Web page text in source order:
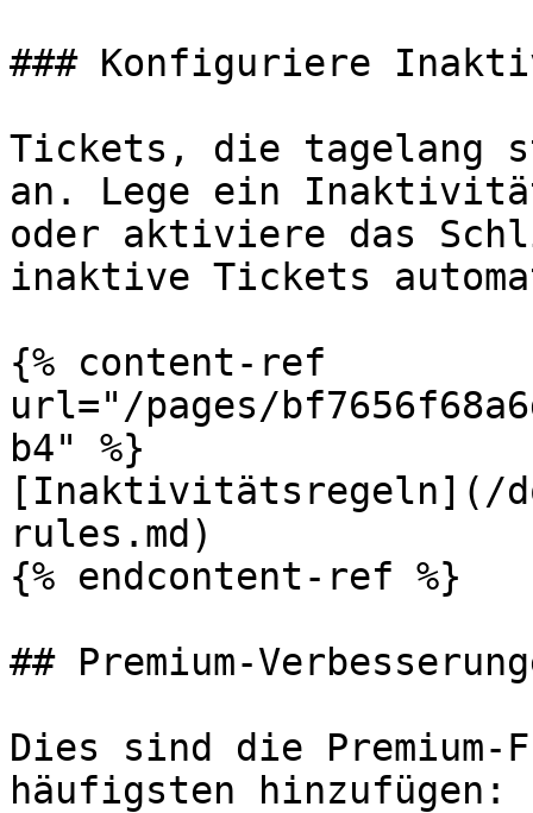
### Konfiguriere
Tickets, die tagelang
an. Lege ein
oder aktiviere das
inaktive Tickets
{% content-ref
url="/pages/
b4" %}
[Inaktivitätsregeln](/
rules.md)
{% endcontent-ref %}
## Premium-
Dies sind die Premium-
häufigsten hinzufügen: